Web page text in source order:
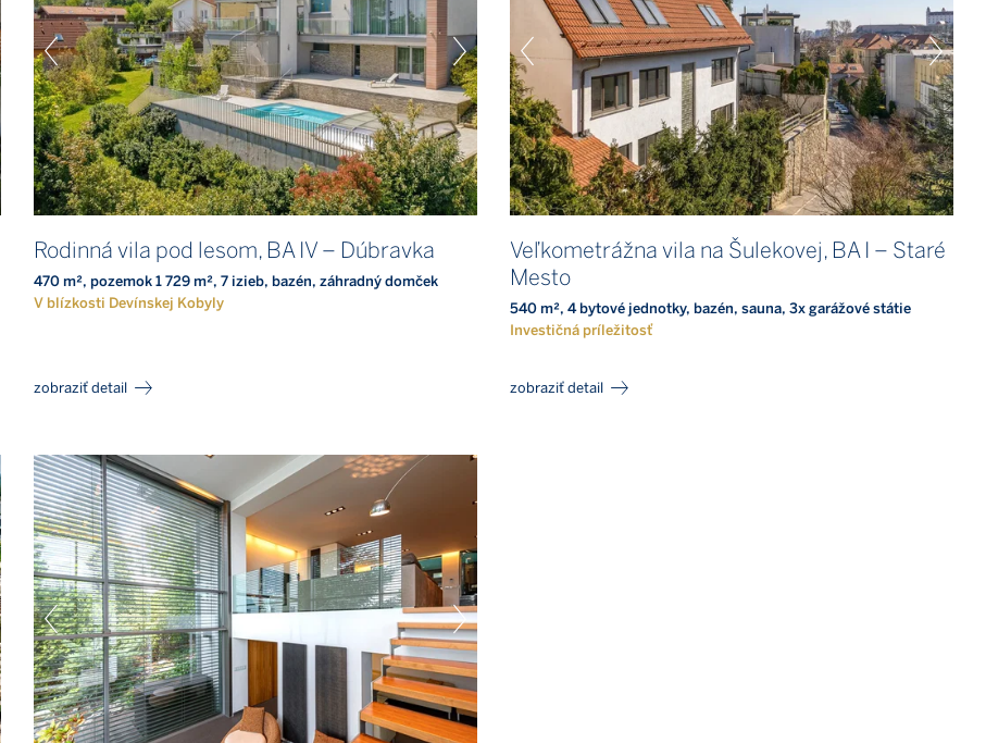
Rodinná vila pod lesom, BA IV – Dúbravka
470 m², pozemok 1 729 m², 7 izieb, bazén, záhradný domček
V blízkosti Devínskej Kobyly
zobraziť detail
Veľkometrážna vila na Šulekovej, BA I – Staré
Mesto
540 m², 4 bytové jednotky, bazén, sauna, 3x garážové státie
Investičná príležitosť
zobraziť detail